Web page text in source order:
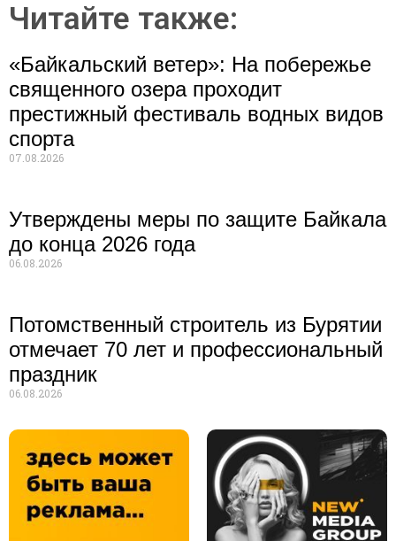
Читайте также:
«Байкальский ветер»: На побережье
священного озера проходит
престижный фестиваль водных видов
спорта
07.08.2026
Утверждены меры по защите Байкала
до конца 2026 года
06.08.2026
Потомственный строитель из Бурятии
отмечает 70 лет и профессиональный
праздник
06.08.2026